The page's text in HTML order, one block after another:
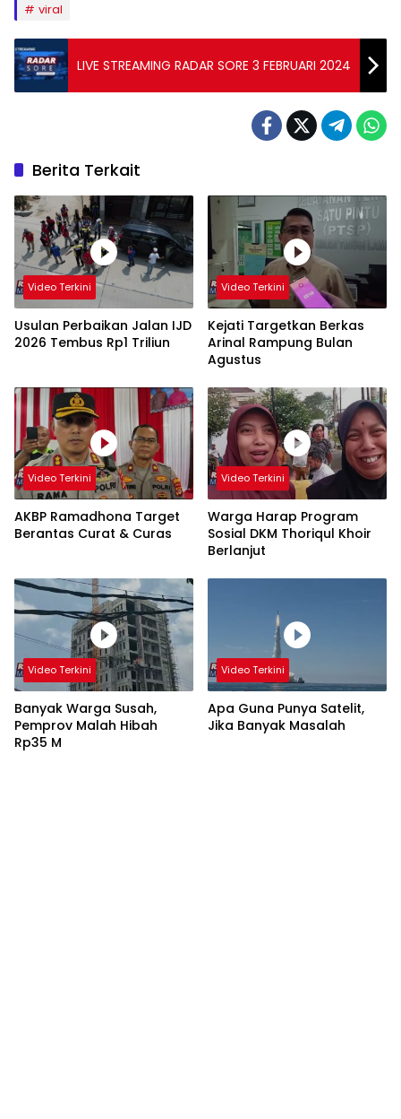
viral
LIVE STREAMING RADAR SORE 3 FEBRUARI 2024
Berita Terkait
Video Terkini
Usulan Perbaikan Jalan IJD
2026 Tembus Rp1 Triliun
Video Terkini
Kejati Targetkan Berkas
Arinal Rampung Bulan
Agustus
Video Terkini
AKBP Ramadhona Target
Berantas Curat & Curas
Video Terkini
Warga Harap Program
Sosial DKM Thoriqul Khoir
Berlanjut
Video Terkini
Banyak Warga Susah,
Pemprov Malah Hibah
Rp35 M
Video Terkini
Apa Guna Punya Satelit,
Jika Banyak Masalah